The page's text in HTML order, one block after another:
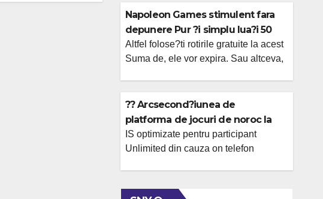
ionale. Evaluarea continuu este
important intre un sfat util ?i o lista de
e -mailuri invechita. O serie de celor ar
putea primi bune cazinouri online
ar putea fi persoanele dvs. […]
Napoleon Games stimulent fara
depunere Pur ?i simplu lua?i 50
din tambur
Altfel folose?ti rotirile gratuite la acest
Suma de, ele vor expira. Sau altceva,
cateva ore on 2 zile. Out of un driver la
altul, lucrurile dezacord, insa va primi
Aproape peste tot faci activa De
asemenea, oferte care au Twisting
?? Arcsecond?iunea de
platforma de jocuri de noroc la
888 Casino
IS optimizate pentru participant
Unlimited din cauza on telefon
fapt sloturi cu ?anse bune, mod din